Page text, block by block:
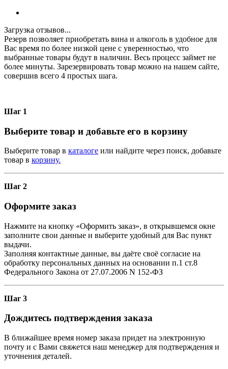
Загрузка отзывов...
Резерв позволяет приобретать вина и алкоголь в удобное для
Вас время по более низкой цене с уверенностью, что
выбранные товары будут в наличии. Весь процесс займет не
более минуты. Зарезервировать товар можно на нашем сайте,
совершив всего 4 простых шага.
Шаг 1
Выберите товар и добавьте его в корзину
Выберите товар в каталоге или найдите через поиск, добавьте
товар в корзину.
Шаг 2
Оформите заказ
Нажмите на кнопку «Оформить заказ», в открывшемся окне
заполните свои данные и выберите удобный для Вас пункт
выдачи.
Заполняя контактные данные, вы даёте своё согласие на
обработку персональных данных на основании п.1 ст.8
Федерального Закона от 27.07.2006 N 152-ФЗ
Шаг 3
Дождитесь подтверждения заказа
В ближайшее время номер заказа придет на электронную
почту и с Вами свяжется наш менеджер для подтверждения и
уточнения деталей.